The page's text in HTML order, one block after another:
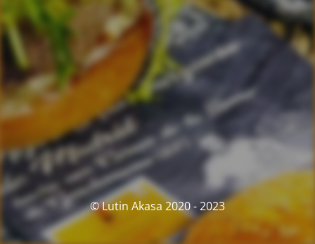
© Lutin Akasa 2020 - 2023